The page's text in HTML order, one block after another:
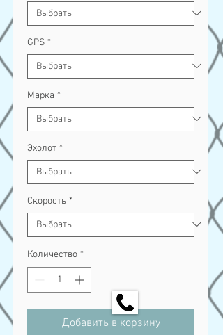
GPS *
Марка *
Эхолот *
Скорость *
Количество *
Добавить в корзину